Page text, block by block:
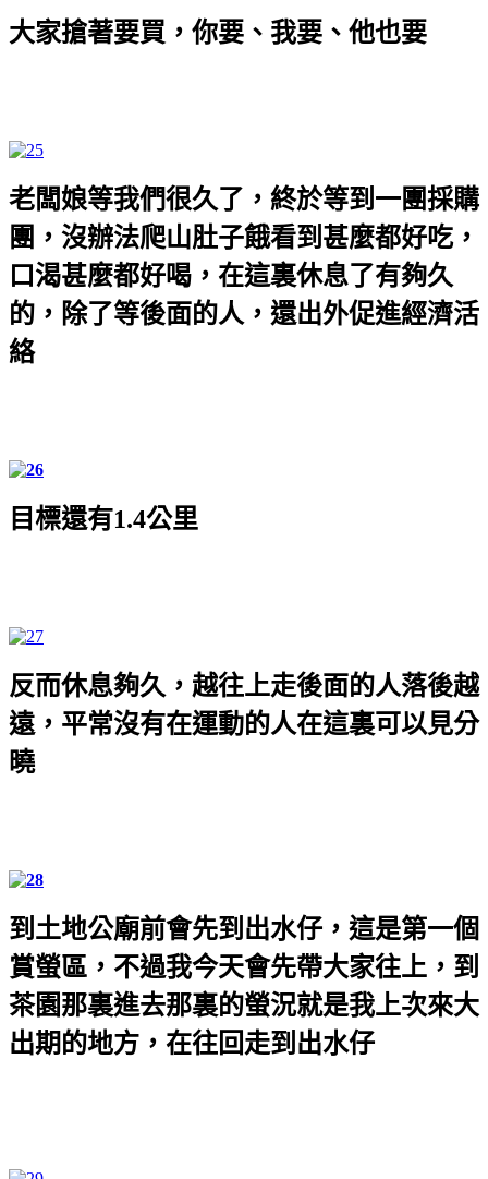
大家搶著要買，你要、我要、他也要
老闆娘等我們很久了，終於等到一團採購
團，沒辦法爬山肚子餓看到甚麼都好吃，
口渴甚麼都好喝，在這裏休息了有夠久
的，除了等後面的人，還出外促進經濟活
絡
目標還有1.4公里
反而休息夠久，越往上走後面的人落後越
遠，平常沒有在運動的人在這裏可以見分
曉
到土地公廟前會先到出水仔，這是第一個
賞螢區，不過我今天會先帶大家往上，到
茶園那裏進去那裏的螢況就是我上次來大
出期的地方，在往回走到出水仔